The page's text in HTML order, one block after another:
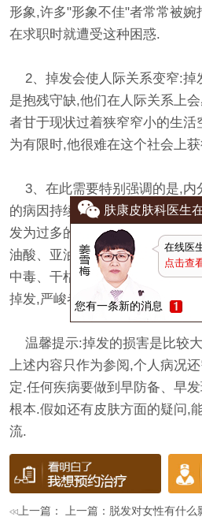
形象,许多"形象不佳"者常常被
在求职时就遭受这种困惑.
2、掉发会使人际关系变窄:掉
是抱残守缺,他们在人际关系上
者甘于现状过着狭窄窄小的生活
为有限时,他很难在这个社会上
3、在此需要特别强调的是,内
的病因持续恶化,将导致更为严
发为过多的皮脂分泌物堆积在毛
油酸、亚油酸等过量对毛囊产
中毒、干枯、掉落.脂溢性掉发
掉发,严峻者乃至寸发不生.
温馨提示:掉发的损害是比较
上述内容只作为参阅,个人病况
定.任何疾病要做到早防备、早
根本.假如还有皮肤方面的疑问,
流.
上一篇： 上一篇： 脱发对女性有什么
肤康皮肤科医生
在线医
点击查
您有一条新的消息